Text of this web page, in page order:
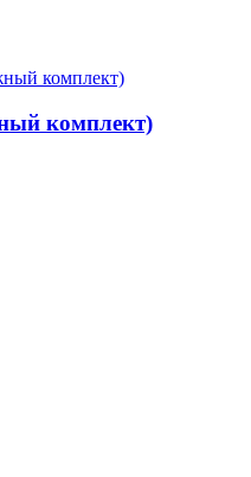
комплект)